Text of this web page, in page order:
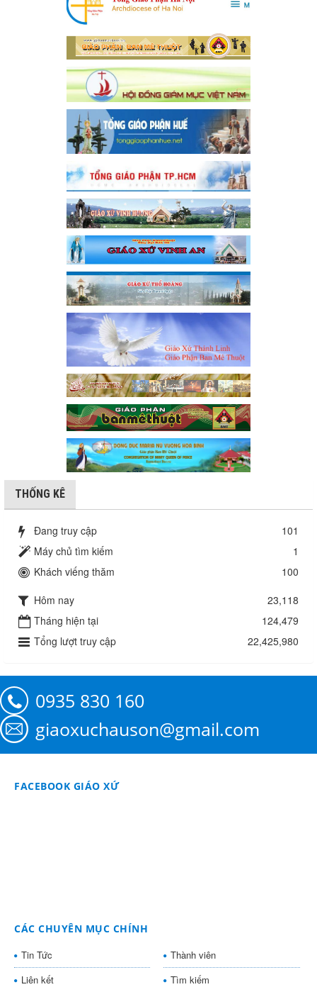
THỐNG KÊ
Đang truy cập
101
Máy chủ tìm kiếm
1
Khách viếng thăm
100
Hôm nay
23,118
Tháng hiện tại
124,479
Tổng lượt truy cập
22,425,980
0935 830 160
giaoxuchauson@gmail.com
FACEBOOK GIÁO XỨ
CÁC CHUYÊN MỤC CHÍNH
Tin Tức
Thành viên
Liên kết
Tìm kiếm